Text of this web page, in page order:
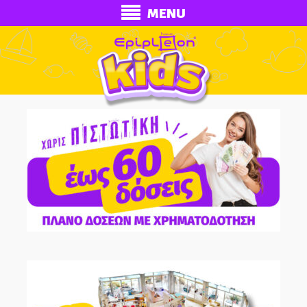
MENU
ECONOMY
Παιδικά Κρεβάτια
Παιδικές Κουκέτες